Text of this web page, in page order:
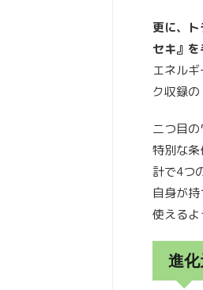
更に、
セキ』を
エネル
ク収録
二つ目
特別な
計で4つ
自身が
使えるよ
進